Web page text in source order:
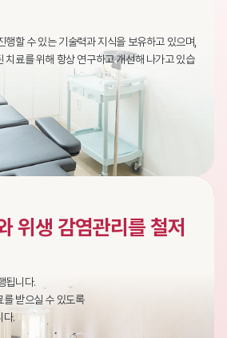
행할 수 있는 기술력과 지식을 보유하고 있으며,
치료를 위해 항상 연구하고 개선해 나가고 있습
위생 감염관리를 철저
됩니다.
받으실 수 있도록
다.